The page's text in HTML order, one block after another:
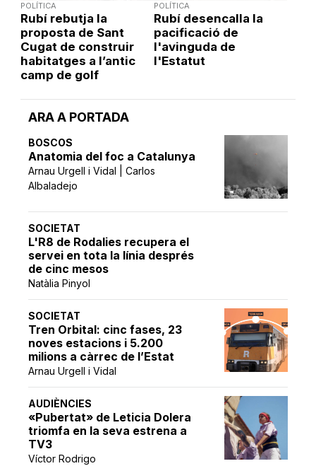
ARA A PORTADA
BOSCOS
Anatomia del foc a Catalunya
Arnau Urgell i Vidal | Carlos
Albaladejo
SOCIETAT
L'R8 de Rodalies recupera el
servei en tota la línia després
de cinc mesos
Natàlia Pinyol
SOCIETAT
Tren Orbital: cinc fases, 23
noves estacions i 5.200
milions a càrrec de l’Estat
Arnau Urgell i Vidal
AUDIÈNCIES
«Pubertat» de Leticia Dolera
triomfa en la seva estrena a
TV3
Víctor Rodrigo
POLÍTICA
Rubí rebutja la
proposta de Sant
Cugat de construir
habitatges a l’antic
camp de golf
POLÍTICA
Rubí desencalla la
pacificació de
l'avinguda de
l'Estatut